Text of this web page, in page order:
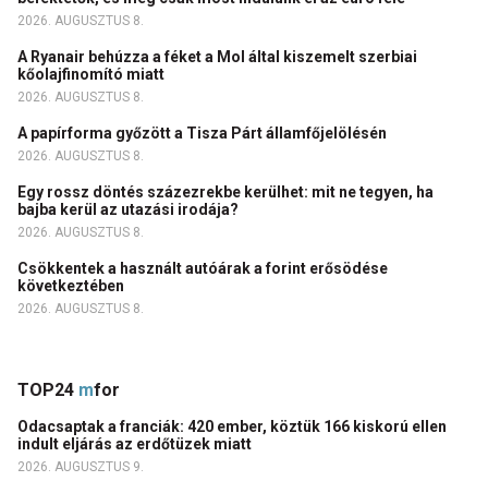
2026. AUGUSZTUS 8.
A Ryanair behúzza a féket a Mol által kiszemelt szerbiai
kőolajfinomító miatt
2026. AUGUSZTUS 8.
A papírforma győzött a Tisza Párt államfőjelölésén
2026. AUGUSZTUS 8.
Egy rossz döntés százezrekbe kerülhet: mit ne tegyen, ha
bajba kerül az utazási irodája?
2026. AUGUSZTUS 8.
Csökkentek a használt autóárak a forint erősödése
következtében
2026. AUGUSZTUS 8.
TOP24 mfor
Odacsaptak a franciák: 420 ember, köztük 166 kiskorú ellen
indult eljárás az erdőtüzek miatt
2026. AUGUSZTUS 9.